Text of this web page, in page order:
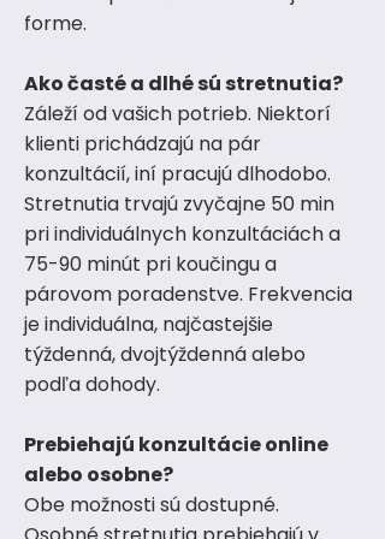
forme.
Ako časté a dlhé sú stretnutia?
Záleží od vašich potrieb. Niektorí
klienti prichádzajú na pár
konzultácií, iní pracujú dlhodobo.
Stretnutia trvajú zvyčajne 50 min
pri individuálnych konzultáciách a
75-90 minút pri koučingu a
párovom poradenstve. Frekvencia
je individuálna, najčastejšie
týždenná, dvojtýždenná alebo
podľa dohody.
Prebiehajú konzultácie online
alebo osobne?
Obe možnosti sú dostupné.